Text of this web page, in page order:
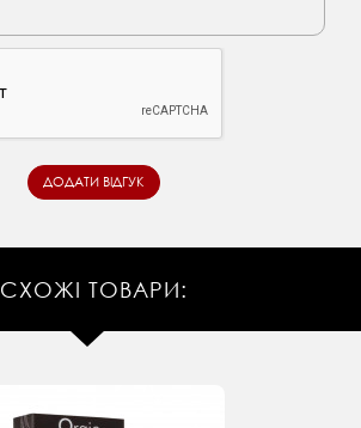
СХОЖІ ТОВАРИ: